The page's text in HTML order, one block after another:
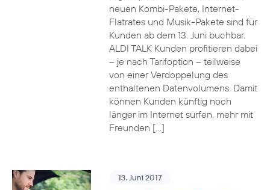
neuen Kombi-Pakete, Internet-
Flatrates und Musik-Pakete sind für
Kunden ab dem 13. Juni buchbar.
ALDI TALK Kunden profitieren dabei
– je nach Tarifoption – teilweise
von einer Verdoppelung des
enthaltenen Datenvolumens. Damit
können Kunden künftig noch
länger im Internet surfen, mehr mit
Freunden […]
13. Juni 2017